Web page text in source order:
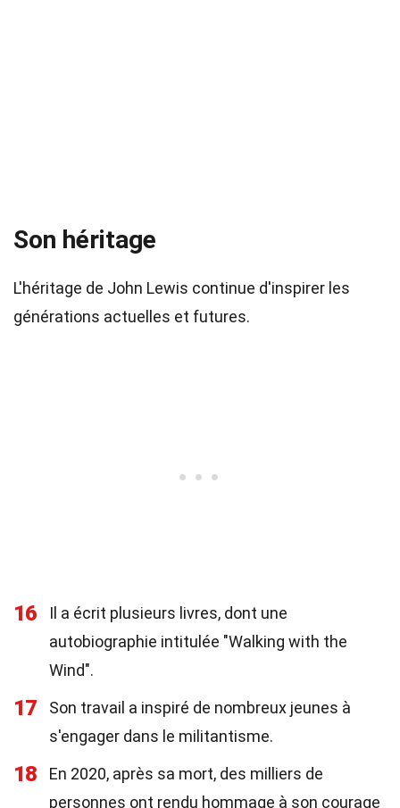
Son héritage
L'héritage de John Lewis continue d'inspirer les
générations actuelles et futures.
16
Il a écrit plusieurs livres, dont une
autobiographie intitulée "Walking with the
Wind".
17
Son travail a inspiré de nombreux jeunes à
s'engager dans le militantisme.
18
En 2020, après sa mort, des milliers de
personnes ont rendu hommage à son courage